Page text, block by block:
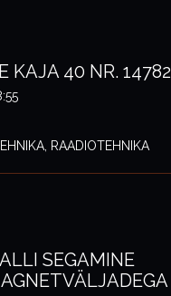
KAJA 40 NR. 14782
RAADIOTEHNIKA
SEGAMINE